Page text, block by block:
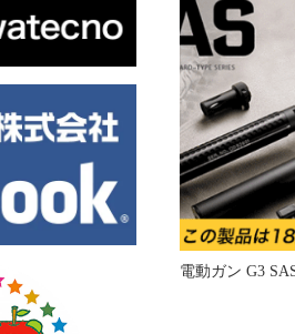
電動ガン G3